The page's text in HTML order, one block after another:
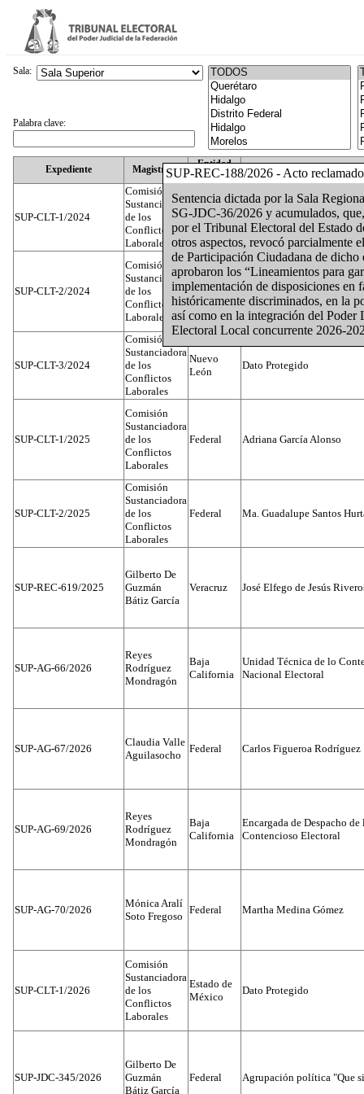
SUP-REC-188/2026 - Acto reclamado
Sentencia dictada por la Sala
SG-JDC-36/2026 y acumulados,
por el Tribunal Electoral del Estado
otros aspectos, revocó parcialmente
de Participación Ciudadana de
aprobaron los “Lineamientos para
implementación de disposiciones en
históricamente discriminados, en la
así como en la integración del
Electoral Local concurrente 2026-
Expediente Magistrado
Entidad
Federativa
SUP-CLT-1/2024
Comisión
Sustanciadora
de los
Conflictos
Laborales
Federal Juan José Serrato Velasco
SUP-CLT-2/2024
Comisión
Sustanciadora
de los
Conflictos
Laborales
Federal José Luis Muñoz Zambrano
SUP-CLT-3/2024
Comisión
Sustanciadora
de los
Conflictos
Laborales
Nuevo
León
Dato Protegido
SUP-CLT-1/2025
Comisión
Sustanciadora
de los
Conflictos
Laborales
Federal Adriana García Alonso
SUP-CLT-2/2025
Comisión
Sustanciadora
de los
Conflictos
Laborales
Federal Ma. Guadalupe Santos
SUP-REC-619/2025
Gilberto De
Guzmán
Bátiz García
Veracruz José Elfego de Jesús
SUP-AG-66/2026
Reyes
Rodríguez
Mondragón
Baja
California
Unidad Técnica de lo
Nacional Electoral
SUP-AG-67/2026
Claudia Valle
Aguilasocho
Federal Carlos Figueroa Rodríguez
SUP-AG-69/2026
Reyes
Rodríguez
Mondragón
Baja
California
Encargada de Despacho
Contencioso Electoral
SUP-AG-70/2026
Mónica Aralí
Soto Fregoso
Federal Martha Medina Gómez
SUP-CLT-1/2026
Comisión
Sustanciadora
de los
Conflictos
Laborales
Estado de
México
Dato Protegido
SUP-JDC-345/2026
Gilberto De
Guzmán
Bátiz García
Federal Agrupación política "Que
Sala:
Palabra clave: